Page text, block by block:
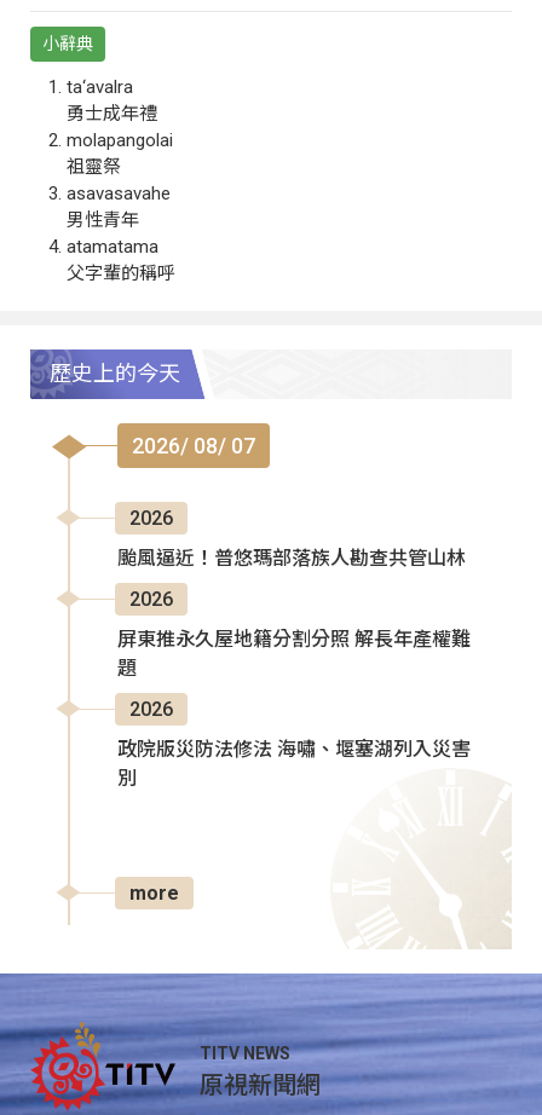
小辭典
ta‘avalra
勇士成年禮
molapangolai
祖靈祭
asavasavahe
男性青年
atamatama
父字輩的稱呼
歷史上的今天
2026/ 08/ 07
2026
颱風逼近！普悠瑪部落族人勘查共管山林
2026
屏東推永久屋地籍分割分照 解長年產權難
題
2026
政院版災防法修法 海嘯、堰塞湖列入災害
別
more
TITV NEWS
原視新聞網